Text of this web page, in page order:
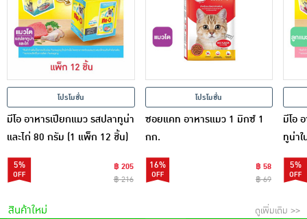
โปรโมชั่น
มีโอ อาหารเปียกแมว รสปลาทูน่า
และไก่ 80 กรัม (1 แพ็ก 12 ชิ้น)
5%
฿ 205
฿ 216
โปรโมชั่น
ซอยแคท อาหารแมว 1 มิกซ์ 1
กก.
16%
฿ 58
฿ 69
มีโอ
ทูน่า
12 ซ
5%
สินค้าใหม่ ดูเพิ่มเติม >>